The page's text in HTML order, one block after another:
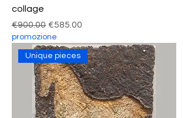
collage
Regular Price
€900.00 Sale Price
€585.00
promozione
Unique pieces